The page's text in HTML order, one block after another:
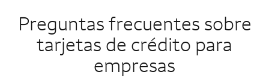
Preguntas frecuentes sobre
tarjetas de crédito para
empresas